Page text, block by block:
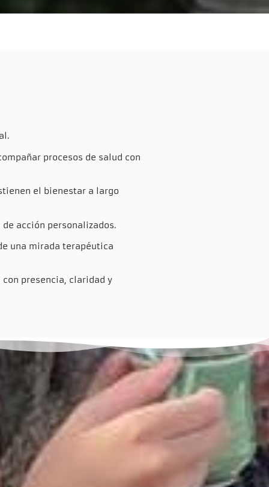
procesos de salud con
el bienestar a largo
acción personalizados.
una mirada terapéutica
presencia, claridad y